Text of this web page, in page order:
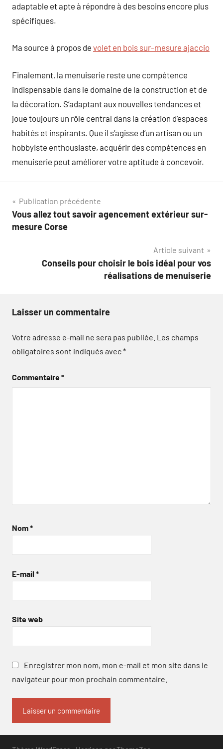
adaptable et apte à répondre à des besoins encore plus
spécifiques.
Ma source à propos de volet en bois sur-mesure ajaccio
Finalement, la menuiserie reste une compétence
indispensable dans le domaine de la construction et de
la décoration. S’adaptant aux nouvelles tendances et
joue toujours un rôle central dans la création d’espaces
habités et inspirants. Que il s’agisse d’un artisan ou un
hobbyiste enthousiaste, acquérir des compétences en
menuiserie peut améliorer votre aptitude à concevoir.
Navigation
de
Publication précédente
Vous allez tout savoir agencement extérieur sur-
mesure Corse
Article suivant
Conseils pour choisir le bois idéal pour vos
réalisations de menuiserie
Laisser un commentaire
Votre adresse e-mail ne sera pas publiée. Les champs
obligatoires sont indiqués avec*
Commentaire*
Nom*
E-mail *
Site web
Enregistrer mon nom, mon e-mail et mon site dans le
navigateur pour mon prochain commentaire.